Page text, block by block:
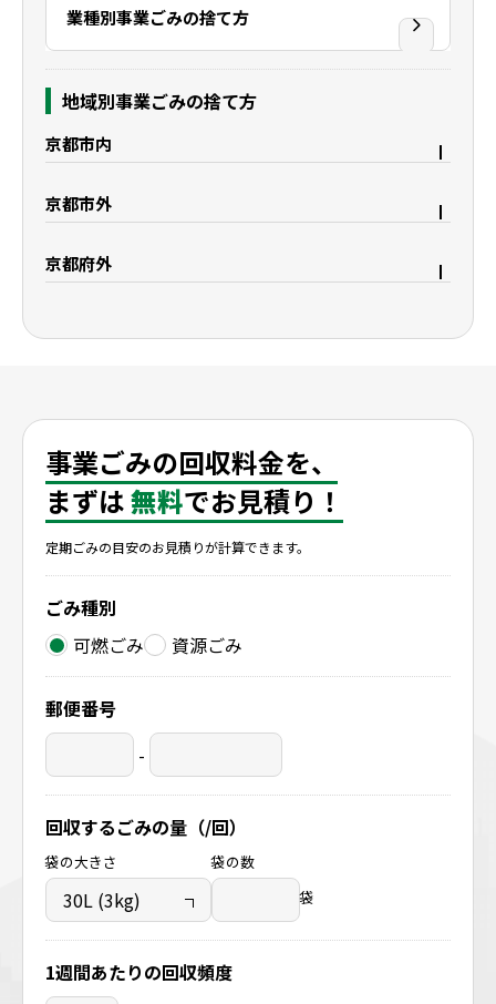
業種別事業ごみの捨て方
地域別事業ごみの捨て方
京都市内
京都市中京区
京都市下京区
京都市西京区
京都市山科区
京都市南区
京都市外
八幡市
城陽市
京都府外
滋賀県大津市
滋賀県栗東市
事業ごみの回収料金を、
まずは無料でお見積り！
定期ごみの目安のお見積りが計算できます。
ごみ種別
可燃ごみ
資源ごみ
郵便番号
-
回収するごみの量（/回）
袋の大きさ
袋の数
袋
1週間あたりの回収頻度